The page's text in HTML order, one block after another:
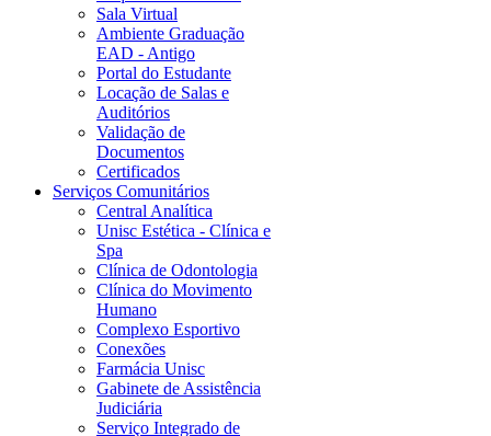
Sala Virtual
Ambiente Graduação
EAD - Antigo
Portal do Estudante
Locação de Salas e
Auditórios
Validação de
Documentos
Certificados
Serviços Comunitários
Central Analítica
Unisc Estética - Clínica e
Spa
Clínica de Odontologia
Clínica do Movimento
Humano
Complexo Esportivo
Conexões
Farmácia Unisc
Gabinete de Assistência
Judiciária
Serviço Integrado de